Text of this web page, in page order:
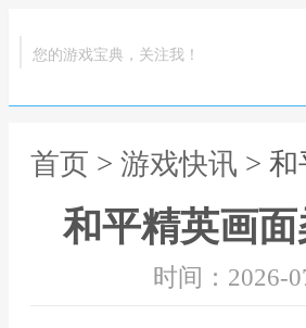
您的游戏宝典，关注我！
首页 > 游戏快讯 >
和平精英画
时间：2026-